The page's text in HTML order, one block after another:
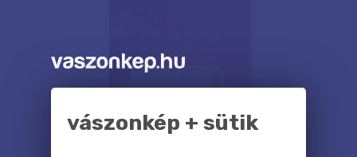
vászonkép + sütik